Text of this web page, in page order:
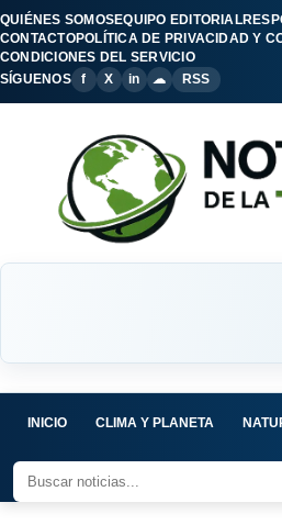
QUIÉNES SOMOSEQUIPO EDITORIAL
CONTACTOPOLÍTICA DE PRIVACIDAD Y
CONDICIONES DEL SERVICIO
SÍGUENOS
f X in ☁ RSS
INICIO CLIMA Y PLANETA